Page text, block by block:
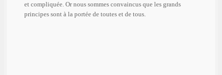
et compliquée. Or nous sommes convaincus que les grands
principes sont à la portée de toutes et de tous.